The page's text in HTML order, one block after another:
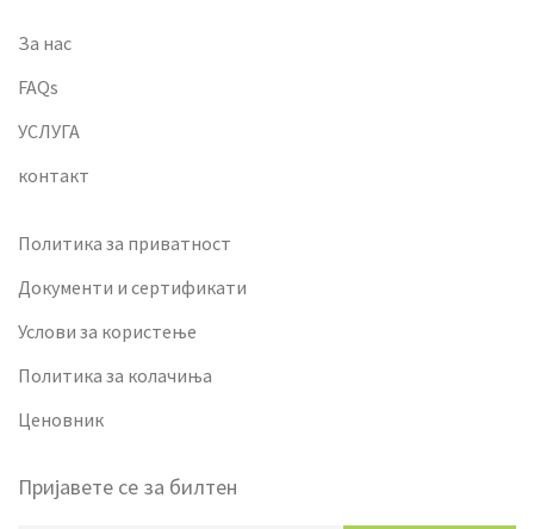
За нас
FAQs
УСЛУГА
контакт
Политика за приватност
Документи и сертификати
Услови за користење
Политика за колачиња
Ценовник
Пријавете се за билтен